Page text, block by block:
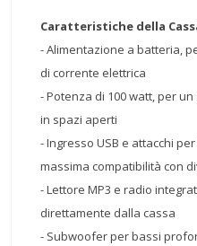
Caratteristiche della
- Alimentazione a batteria,
di corrente elettrica
- Potenza di 100 watt, per
in spazi aperti
- Ingresso USB e attacchi
massima compatibilità con
- Lettore MP3 e radio
direttamente dalla cassa
- Subwoofer per bassi